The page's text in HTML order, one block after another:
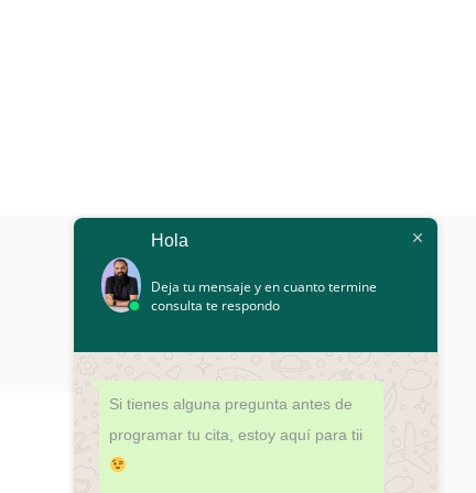
Hola
Deja tu mensaje y en cuanto termine
consulta te respondo
Si tienes alguna pregunta antes de
programar tu cita, estoy aquí para tii